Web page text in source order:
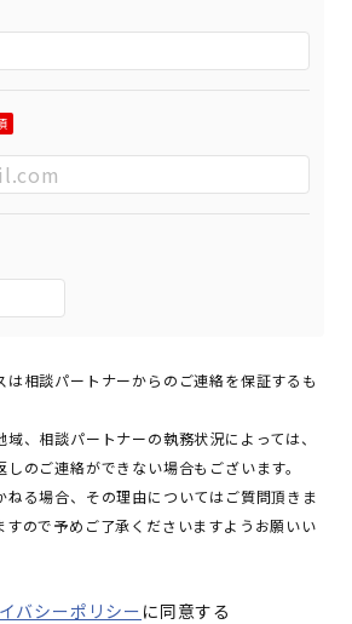
相談パートナーからのご連絡を保証するも
、相談パートナーの執務状況によっては、
のご連絡ができない場合もございます。
ねる場合、その理由についてはご質問頂きま
すので予めご了承くださいますようお願いい
バシーポリシー に同意する